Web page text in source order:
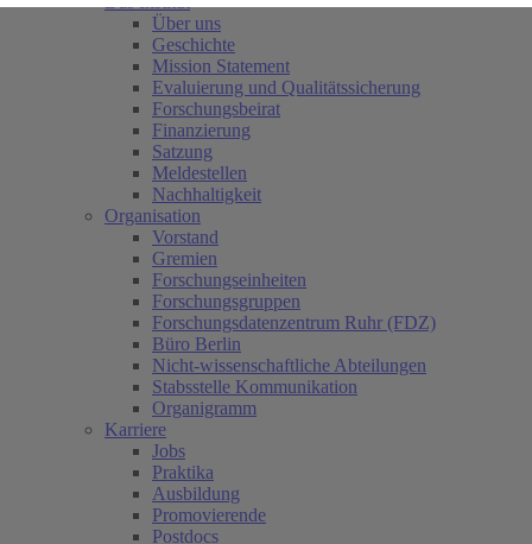
Über uns
Geschichte
Mission Statement
Evaluierung und Qualitätssicherung
Forschungsbeirat
Finanzierung
Satzung
Meldestellen
Nachhaltigkeit
Organisation
Vorstand
Gremien
Forschungseinheiten
Forschungsgruppen
Forschungsdatenzentrum Ruhr (FDZ)
Büro Berlin
Nicht-wissenschaftliche Abteilungen
Stabsstelle Kommunikation
Organigramm
Karriere
Jobs
Praktika
Ausbildung
Promovierende
Postdocs